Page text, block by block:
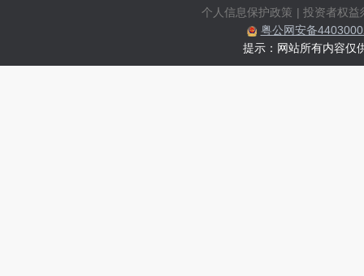
个人信息保护政策 | 投资者权益
粤公网安备
提示：网站所有内容仅